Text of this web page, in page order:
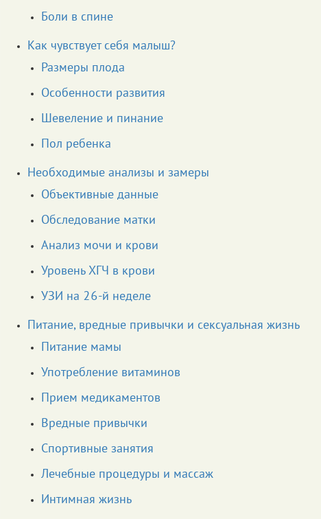
Боли в спине
Как чувствует себя малыш?
Размеры плода
Особенности развития
Шевеление и пинание
Пол ребенка
Необходимые анализы и замеры
Объективные данные
Обследование матки
Анализ мочи и крови
Уровень ХГЧ в крови
УЗИ на 26-й неделе
Питание, вредные привычки и сексуальная жизнь
Питание мамы
Употребление витаминов
Прием медикаментов
Вредные привычки
Спортивные занятия
Лечебные процедуры и массаж
Интимная жизнь